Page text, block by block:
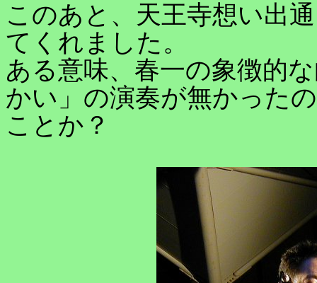
このあと、天王寺想い出
てくれました。
ある意味、春一の象徴的
かい」の演奏が無かった
ことか？